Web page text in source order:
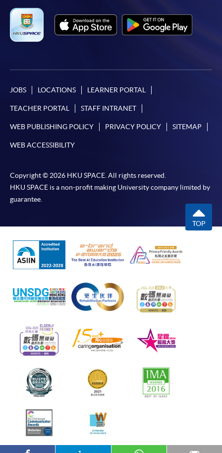
JOBS LOCATIONS LEARNER PORTAL
TEACHER PORTAL STAFF INTRANET
WEB PUBLISHING POLICY PRIVACY POLICY SITEMAP
WEB ACCESSIBILITY
Copyright © 2026 HKU SPACE. All rights reserved.
HKU SPACE is a non-profit making University company limited by
guarantee.
TOP